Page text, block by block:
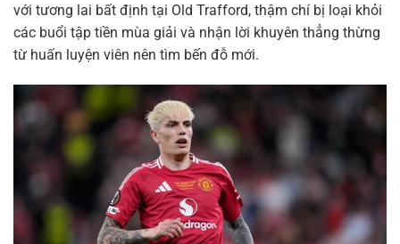
với tương lai bất định tại Old Trafford, thậm chí bị loại khỏi
các buổi tập tiền mùa giải và nhận lời khuyên thẳng thừng
từ huấn luyện viên nên tìm bến đỗ mới.